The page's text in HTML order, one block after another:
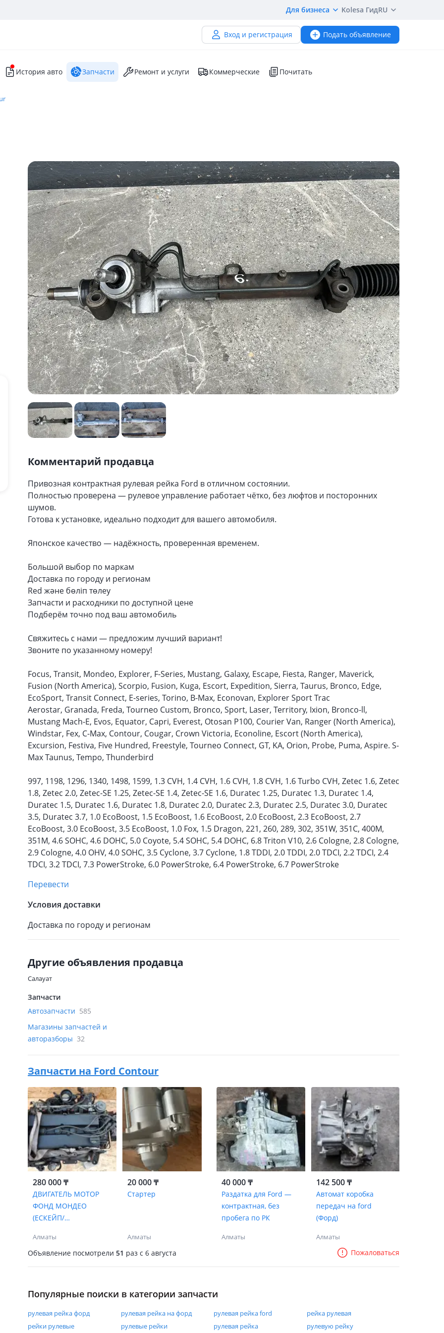
Для бизнеса Kolesa ГидRU
Вход и регистрация Подать объявление
История авто Запчасти Ремонт и услуги Коммерческие Почитать
Комментарий продавца
Привозная контрактная рулевая рейка Ford в отличном состоянии.
Полностью проверена — рулевое управление работает чётко, без люфтов и посторонних
шумов.
Готова к установке, идеально подходит для вашего автомобиля.
Японское качество — надёжность, проверенная временем.
Большой выбор по маркам
Доставка по городу и регионам
Red және бөліп төлеу
Запчасти и расходники по доступной цене
Подберём точно под ваш автомобиль
Свяжитесь с нами — предложим лучший вариант!
Звоните по указанному номеру!
Focus, Transit, Mondeo, Explorer, F-Series, Mustang, Galaxy, Escape, Fiesta, Ranger, Maverick,
Fusion (North America), Scorpio, Fusion, Kuga, Escort, Expedition, Sierra, Taurus, Bronco, Edge,
EcoSport, Transit Connect, E-series, Torino, B-Max, Econovan, Explorer Sport Trac
Aerostar, Granada, Freda, Tourneo Custom, Bronco, Sport, Laser, Territory, Ixion, Bronco-ll,
Mustang Mach-E, Evos, Equator, Capri, Everest, Otosan P100, Courier Van, Ranger (North America),
Windstar, Fex, C-Max, Contour, Cougar, Crown Victoria, Econoline, Escort (North America),
Excursion, Festiva, Five Hundred, Freestyle, Tourneo Connect, GT, KA, Orion, Probe, Puma, Aspire. S-
Max Taunus, Tempo, Thunderbird
997, 1198, 1296, 1340, 1498, 1599, 1.3 CVH, 1.4 CVH, 1.6 CVH, 1.8 CVH, 1.6 Turbo CVH, Zetec 1.6, Zetec
1.8, Zetec 2.0, Zetec-SE 1.25, Zetec-SE 1.4, Zetec-SE 1.6, Duratec 1.25, Duratec 1.3, Duratec 1.4,
Duratec 1.5, Duratec 1.6, Duratec 1.8, Duratec 2.0, Duratec 2.3, Duratec 2.5, Duratec 3.0, Duratec
3.5, Duratec 3.7, 1.0 EcoBoost, 1.5 EcoBoost, 1.6 EcoBoost, 2.0 EcoBoost, 2.3 EcoBoost, 2.7
EcoBoost, 3.0 EcoBoost, 3.5 EcoBoost, 1.0 Fox, 1.5 Dragon, 221, 260, 289, 302, 351W, 351C, 400M,
351M, 4.6 SOHC, 4.6 DOHC, 5.0 Coyote, 5.4 SOHC, 5.4 DOHC, 6.8 Triton V10, 2.6 Cologne, 2.8 Cologne,
2.9 Cologne, 4.0 OHV, 4.0 SOHC, 3.5 Cyclone, 3.7 Cyclone, 1.8 TDDI, 2.0 TDDI, 2.0 TDCI, 2.2 TDCI, 2.4
TDCI, 3.2 TDCI, 7.3 PowerStroke, 6.0 PowerStroke, 6.4 PowerStroke, 6.7 PowerStroke
Перевести
Условия доставки
Доставка по городу и регионам
Другие объявления продавца
Салауат
Запчасти
Автозапчасти 585
Магазины запчастей и
авторазборы 32
Запчасти на Ford Contour
280 000 ₸
ДВИГАТЕЛЬ МОТОР
ФОНД МОНДЕО
(ЕСКЕЙП/
АКП МКП
Алматы
20 000 ₸
Стартер
Алматы
40 000 ₸
Раздатка для Ford —
контрактная, без
пробега по РК
Алматы
142 500 ₸
Автомат коробка
передач на ford
(Форд)
Алматы
Объявление посмотрели 51 раз c 6 августа Пожаловаться
Популярные поиски в категории запчасти
рулевая рейка форд рулевая рейка на форд рулевая рейка ford
рейка рулевая
рейки рулевые
рулевые рейки рулевая рейка рулевую рейку